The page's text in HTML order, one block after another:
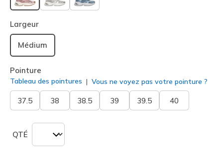
sélectionné
Largeur
Médium
Pointure
Tableau des pointures Vous ne voyez pas votre pointure ?
37.5 38 38.5 39 39.5 40
QTÉ